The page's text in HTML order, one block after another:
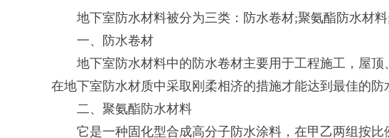
地下室防水材料被分为三类：防水卷材;聚氨酯防水材料;
一、防水卷材
地下室防水材料中的防水卷材主要用于工程施工，屋顶
在地下室防水材质中采取刚柔相济的措施才能达到最佳的防
二、聚氨酯防水材料
它是一种固化型合成高分子防水涂料，在甲乙两组按比